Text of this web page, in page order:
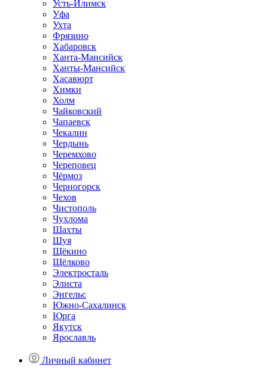
Усть-Илимск
Уфа
Ухта
Фрязино
Хабаровск
Ханта-Мансийск
Ханты-Мансийск
Хасавюрт
Химки
Холм
Чайковский
Чапаевск
Чекалин
Чердынь
Черемхово
Череповец
Чёрмоз
Черногорск
Чехов
Чистополь
Чухлома
Шахты
Шуя
Щёкино
Щёлково
Электросталь
Элиста
Энгельс
Южно-Сахалинск
Юрга
Якутск
Ярославль
Личный кабинет